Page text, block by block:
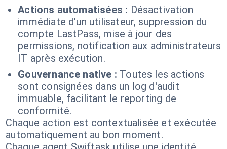
Actions automatisées : Désactivation
immédiate d'un utilisateur, suppression du
compte LastPass, mise à jour des
permissions, notification aux administrateurs
IT après exécution.
Gouvernance native : Toutes les actions
sont consignées dans un log d'audit
immuable, facilitant le reporting de
conformité.
Chaque action est contextualisée et exécutée
automatiquement au bon moment.